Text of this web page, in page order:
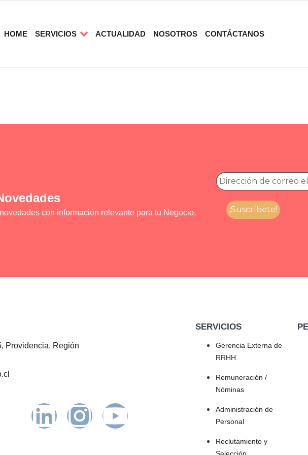
HOME SERVICIOS ACTUALIDAD NOSOTROS CONTÁCTANOS
con información relevante para tu Negocio.
Providencia, Región
SERVICIOS
Gerencia Externa de
RRHH
Remuneración /
Nóminas
Administración de
Personal
Reclutamiento y